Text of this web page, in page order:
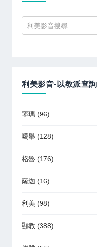
利美影音-以教派查詢
寧瑪 (96)
噶舉 (128)
格魯 (176)
薩迦 (16)
利美 (98)
顯教 (388)